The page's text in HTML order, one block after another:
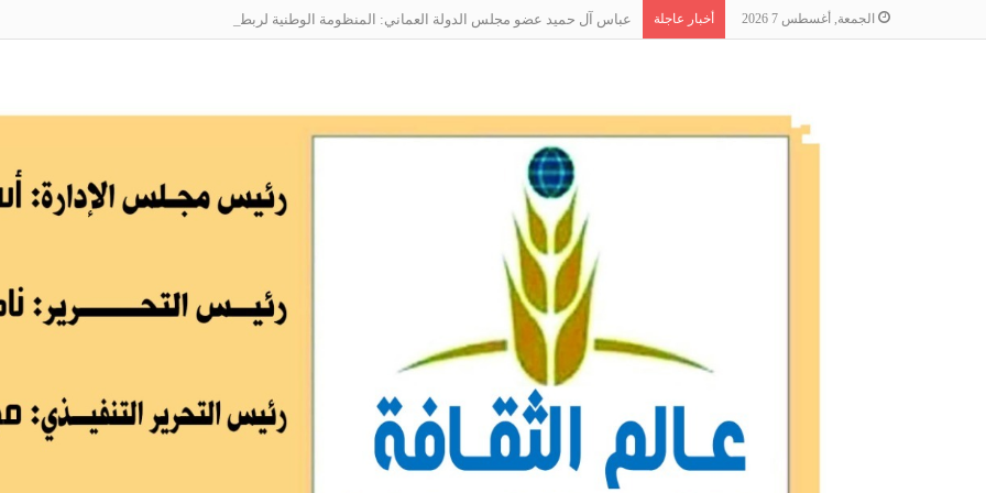
الجمعة, أغسطس 7 2026 أخبار عاجلة عباس آل حميد عضو مجلس الدولة العماني: المنظومة الوطنية لربط التوظيف بالمهارات تعالج البطالة من